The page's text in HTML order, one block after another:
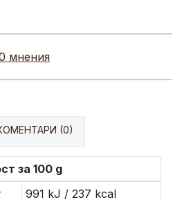
мнения
(0)
за 100 g
991 kJ / 237 kcal